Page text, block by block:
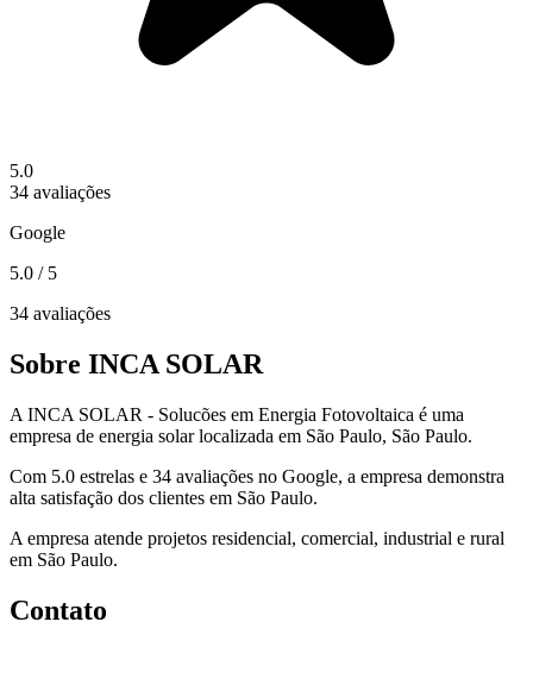
5.0
34 avaliações
Google
5.0 / 5
34 avaliações
Sobre INCA SOLAR
A INCA SOLAR - Solucões em Energia Fotovoltaica é uma
empresa de energia solar localizada em São Paulo, São Paulo.
Com 5.0 estrelas e 34 avaliações no Google, a empresa demonstra
alta satisfação dos clientes em São Paulo.
A empresa atende projetos residencial, comercial, industrial e rural
em São Paulo.
Contato